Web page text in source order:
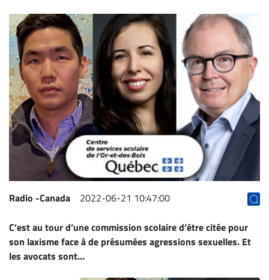
Bureaux
Conseillers
Juridiques
Campus
Carrière
Archives
CARRIÈRE
ET
EMPLOIS
AVOCATS
JURISTES
Offres
Radio -Canada 2022-06-21 10:47:00
C’est au tour d’une commission scolaire d’être citée pour
son laxisme face à de présumées agressions sexuelles. Et
les avocats sont…